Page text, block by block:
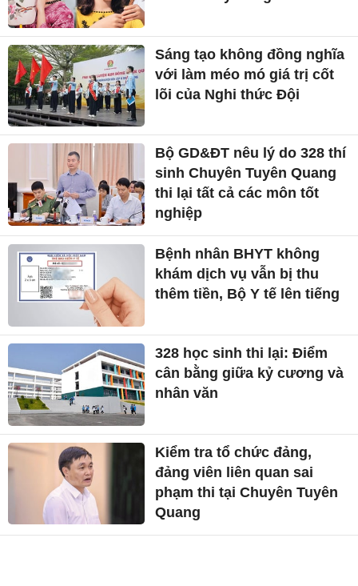
Sáng tạo không đồng nghĩa
với làm méo mó giá trị cốt
lõi của Nghi thức Đội
Bộ GD&ĐT nêu lý do 328 thí
sinh Chuyên Tuyên Quang
thi lại tất cả các môn tốt
nghiệp
Bệnh nhân BHYT không
khám dịch vụ vẫn bị thu
thêm tiền, Bộ Y tế lên tiếng
328 học sinh thi lại: Điểm
cân bằng giữa kỷ cương và
nhân văn
Kiểm tra tổ chức đảng,
đảng viên liên quan sai
phạm thi tại Chuyên Tuyên
Quang